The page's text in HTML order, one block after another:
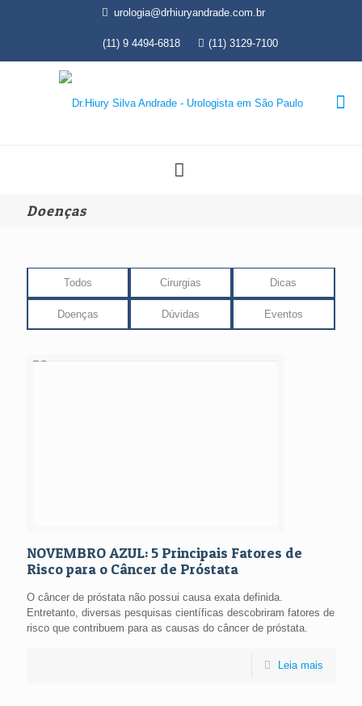
urologia@drhiuryandrade.com.br
(11) 9 4494-6818 (11) 3129-7100
Doenças
Todos Cirurgias Dicas
Doenças Dúvidas Eventos
NOVEMBRO AZUL: 5 Principais Fatores de
Risco para o Câncer de Próstata
O câncer de próstata não possui causa exata definida.
Entretanto, diversas pesquisas científicas descobriram fatores de
risco que contribuem para as causas do câncer de próstata.
Leia mais